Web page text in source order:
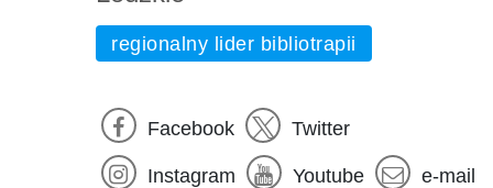
regionalny lider bibliotrapii
Facebook Twitter
Instagram Youtube e-mail